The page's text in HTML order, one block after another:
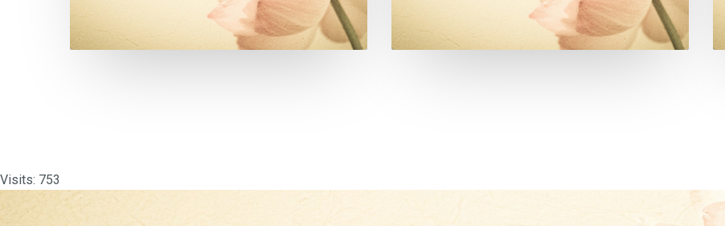
Visits: 753